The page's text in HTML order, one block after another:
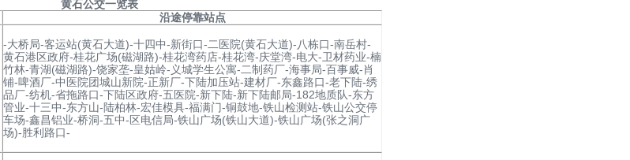
黄石公交一览表
沿途停靠站点
-大桥局-客运站(黄石大道)-十四中-新街口-二医院(黄石大道)-八栋口-南岳村-
黄石港区政府-桂花广场(磁湖路)-桂花湾药店-桂花湾-庆堂湾-电大-卫材药业-楠
竹林-青湖(磁湖路)-饶家垄-皇姑岭-义城学生公寓-二制药厂-海事局-百事威-肖
铺-啤酒厂-中医院团城山新院-正新厂-下陆加压站-建材厂-东鑫路口-老下陆-绣
品厂-纺机-省拖路口-下陆区政府-五医院-新下陆-新下陆邮局-182地质队-东方
管业-十三中-东方山-陆柏林-宏佳模具-福满门-铜鼓地-铁山检测站-铁山公交停
车场-鑫昌铝业-桥洞-五中-区电信局-铁山广场(铁山大道)-铁山广场(张之洞广
场)-胜利路口-